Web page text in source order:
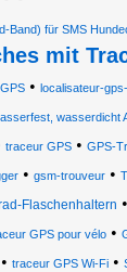
Band) für SMS
mit
• localisateur-
wasserdicht
traceur GPS • GPS-
• gsm-trouveur•
Flaschenhaltern •
GPS pour vélo •
• traceur GPS Wi-Fi •